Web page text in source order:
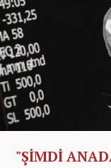
"ŞİMDİ